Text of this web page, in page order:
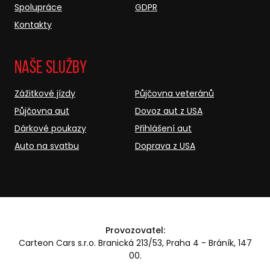
Spolupráce
Kontakty
GDPR
Naše služby
Zážitkové jízdy
Půjčovna aut
Dárkové poukazy
Auto na svatbu
Půjčovna veteránů
Dovoz aut z USA
Přihlášení aut
Doprava z USA
Provozovatel:
Carteon Cars s.r.o. Branická 213/53, Praha 4 - Bráník, 147
00.